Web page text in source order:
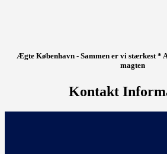
Ægte København - Sammen er vi stærkest
magten
Kontakt